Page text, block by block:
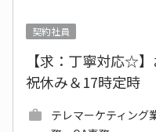
契約社員
【求：丁寧対応☆
祝休み＆17時定時
テレマーケティング